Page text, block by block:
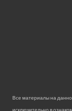
Все материалы на
исключительно в